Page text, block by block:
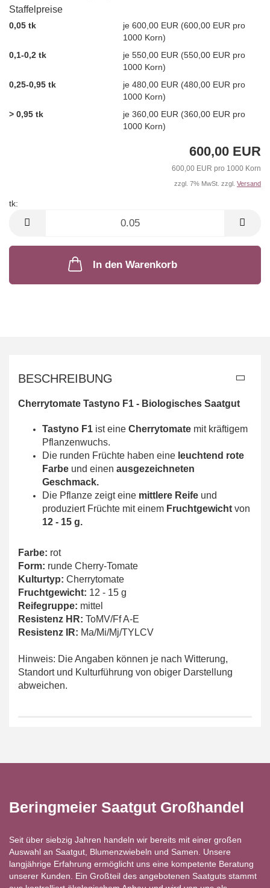
Staffelpreise
0,05 tk
je 600,00 EUR (600,00 EUR pro
1000 Korn)
0,1-0,2 tk
je 550,00 EUR (550,00 EUR pro
1000 Korn)
0,25-0,95 tk
je 480,00 EUR (480,00 EUR pro
1000 Korn)
> 0,95 tk
je 360,00 EUR (360,00 EUR pro
1000 Korn)
600,00 EUR
600,00 EUR pro 1000 Korn
zzgl. 7% MwSt. zzgl. Versand
tk:
In den Warenkorb
BESCHREIBUNG
Cherrytomate Tastyno F1 - Biologisches Saatgut
Tastyno F1 ist eine Cherrytomate mit kräftigem
Pflanzenwuchs.
Die runden Früchte haben eine leuchtend rote
Farbe und einen ausgezeichneten
Geschmack.
Die Pflanze zeigt eine mittlere Reife und
produziert Früchte mit einem Fruchtgewicht von
12 - 15 g.
Farbe: rot
Form: runde Cherry-Tomate
Kulturtyp: Cherrytomate
Fruchtgewicht: 12 - 15 g
Reifegruppe: mittel
Resistenz HR: ToMV/Ff A-E
Resistenz IR: Ma/Mi/Mj/TYLCV
Hinweis: Die Angaben können je nach Witterung,
Standort und Kulturführung von obiger Darstellung
abweichen.
Beringmeier Saatgut Großhandel
Seit über siebzig Jahren handeln wir bereits mit einer großen
Auswahl an Saatgut, Blumenzwiebeln und Samen. Unsere
langjährige Erfahrung ermöglicht uns eine kompetente Beratung
unserer Kunden. Ein Großteil des angebotenen Saatguts stammt